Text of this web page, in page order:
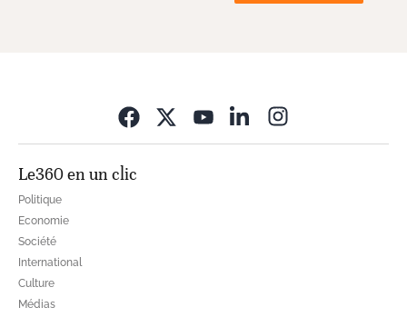
Le360 en un clic
Politique
Economie
Société
International
Culture
Médias